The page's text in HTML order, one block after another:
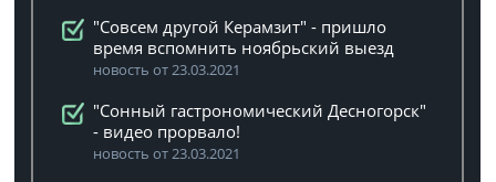
"Совсем другой Керамзит" - пришло
время вспомнить ноябрьский выезд
новость от 23.03.2021
"Сонный гастрономический Десногорск"
- видео прорвало!
новость от 23.03.2021